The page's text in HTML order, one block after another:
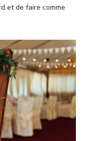
et de faire comme